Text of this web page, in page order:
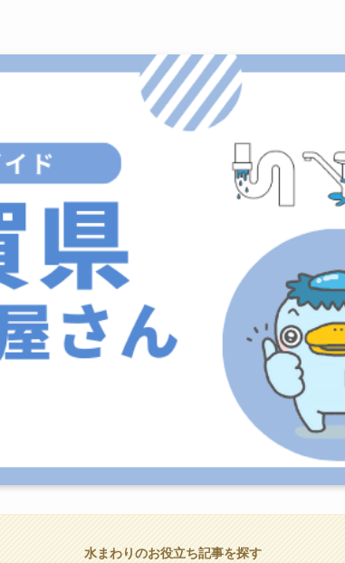
水まわりのお役立ち記事を探す